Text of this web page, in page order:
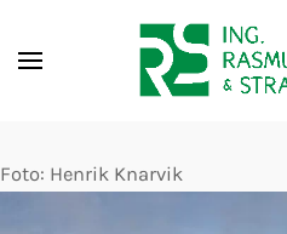
Foto: Henrik Knarvik